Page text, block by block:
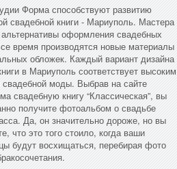
Форма способствуют развитию
свадебной книги - Мариуполь. Мастера
оформления свадебных
время производятся новые материалы
обложек. Каждый вариант дизайна
в Мариуполь соответствует высоким
свадебной моды. Выбрав на сайте
свадебную книгу “Классическая”, вы
получите фотоальбом о свадьбе
Да, он значительно дороже, но вы
что это того стоило, когда ваши
будут восхищаться, перебирая фото